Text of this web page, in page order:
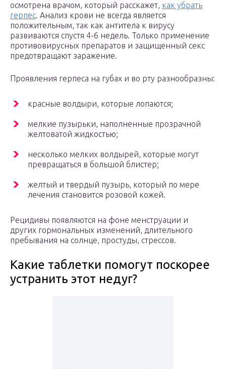
осмотрена врачом, который расскажет, как убрать
герпес. Анализ крови не всегда является
положительным, так как антитела к вирусу
развиваются спустя 4-6 недель. Только применение
противовирусных препаратов и защищенный секс
предотвращают заражение.
Проявления герпеса на губах и во рту разнообразны:
красные волдыри, которые лопаются;
мелкие пузырьки, наполненные прозрачной
желтоватой жидкостью;
несколько мелких волдырей, которые могут
превращаться в большой блистер;
желтый и твердый пузырь, который по мере
лечения становится розовой кожей.
Рецидивы появляются на фоне менструации и
других гормональных изменений, длительного
пребывания на солнце, простуды, стрессов.
Какие таблетки помогут поскорее
устранить этот недуг?